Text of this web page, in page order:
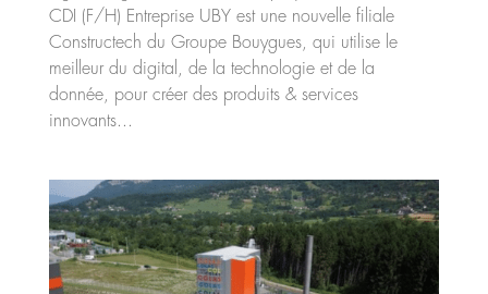
CDI (F/H) Entreprise UBY est une nouvelle filiale
Constructech du Groupe Bouygues, qui utilise le
meilleur du digital, de la technologie et de la
donnée, pour créer des produits & services
innovants...